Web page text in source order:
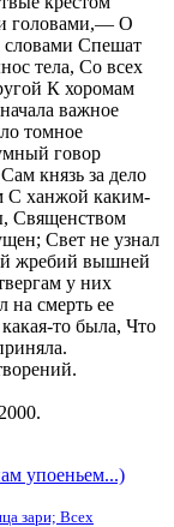
головами,— О
Спешат
тела, Со всех
К хоромам
важное
томное
говор
князь за дело
С ханжой каким-
Священством
Свет не узнал
жребий вышней
у них
на смерть ее
то была, Что
упоеньем...)
зари; Всех